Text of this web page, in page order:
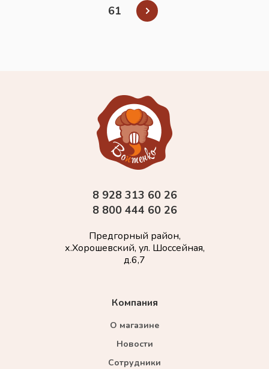
61
Компания
О магазине
Новости
Сотрудники
8 928 313 60 26
8 800 444 60 26
Предгорный район,
х.Хорошевский, ул. Шоссейная,
д.6,7